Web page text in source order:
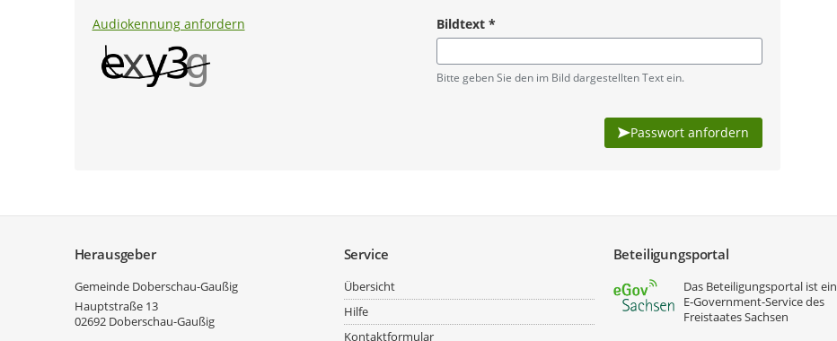
Audiokennung anfordern Bildtext *
Pflichtangabe
Bitte geben Sie den im Bild dargestellten Text ein.
Passwort anfordern
Herausgeber
Gemeinde Doberschau-Gaußig
Hauptstraße 13
02692 Doberschau-Gaußig
Service
Übersicht
Hilfe
Kontaktformular
Beteiligungsportal
Das Beteiligungsportal ist ein
E‑Government-Service des
Freistaates Sachsen